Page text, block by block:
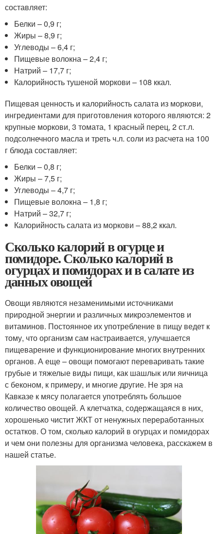
составляет:
Белки – 0,9 г;
Жиры – 8,9 г;
Углеводы – 6,4 г;
Пищевые волокна – 2,4 г;
Натрий – 17,7 г;
Калорийность тушеной моркови – 108 ккал.
Пищевая ценность и калорийность салата из моркови,
ингредиентами для приготовления которого являются: 2
крупные моркови, 3 томата, 1 красный перец, 2 ст.л.
подсолнечного масла и треть ч.л. соли из расчета на 100
г блюда составляет:
Белки – 0,8 г;
Жиры – 7,5 г;
Углеводы – 4,7 г;
Пищевые волокна – 1,8 г;
Натрий – 32,7 г;
Калорийность салата из моркови – 88,2 ккал.
Сколько калорий в огурце и
помидоре. Сколько калорий в
огурцах и помидорах и в салате из
данных овощей
Овощи являются незаменимыми источниками
природной энергии и различных микроэлементов и
витаминов. Постоянное их употребление в пищу ведет к
тому, что организм сам настраивается, улучшается
пищеварение и функционирование многих внутренних
органов. А еще – овощи помогают переваривать такие
грубые и тяжелые виды пищи, как шашлык или яичница
с беконом, к примеру, и многие другие. Не зря на
Кавказе к мясу полагается употреблять большое
количество овощей. А клетчатка, содержащаяся в них,
хорошенько чистит ЖКТ от ненужных переработанных
остатков. О том, сколько калорий в огурцах и помидорах
и чем они полезны для организма человека, расскажем в
нашей статье.